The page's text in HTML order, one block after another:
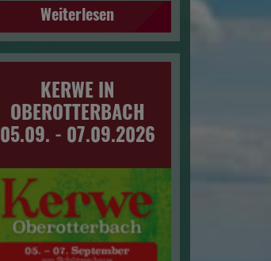
Weiterlesen
KERWE IN
OBEROTTERBACH
05.09. - 07.09.2026